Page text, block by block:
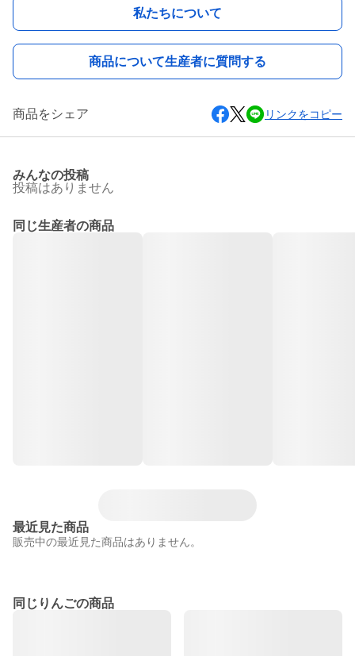
私たちについて
商品について生産者に質問する
商品をシェア リンクをコピー
みんなの投稿
投稿はありません
同じ生産者の商品
最近見た商品
販売中の最近見た商品はありません。
同じりんごの商品